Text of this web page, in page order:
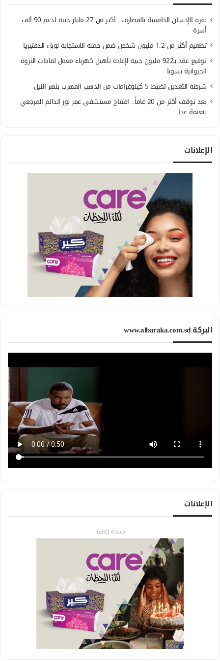
نفرة الإحسان الخامسة بالقضارف.. أكثر من 27 مليار جنيه لدعم 90 ألف
أسرة
تطعيم أكثر من 1.2 مليون شخص ضمن حملة الاستجابة لوباء الدفتيريا
توقيع عقد بـ922 مليون جنيه لإعادة تأهيل كهرباء معمل لقاحات الثروة
الحيوانية بسوبا
شرطة التعدين تضبط 5 كيلوغرامات من الذهب المهرب بنهر النيل
بعد توقف أكثر من 20 عاماً.. افتتاح مستشفى عمر نور الدائم المرجعي
بنعيمة غدا
الإعلانات
البركة www.albaraka.com.sd
الإعلانات
مساحة إعلانية